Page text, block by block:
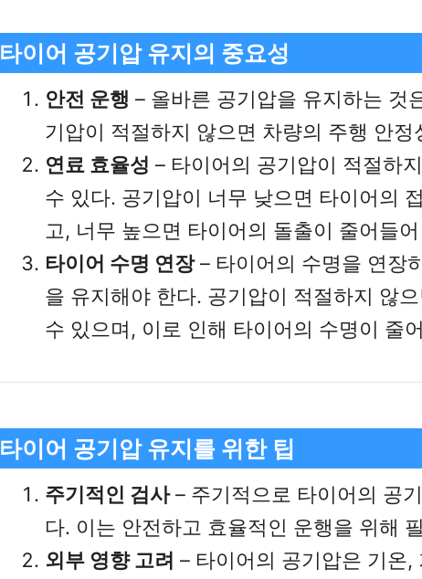
타이어 공기압 유지의 중요성
안전 운행 – 올바른 공기압을 유지하는 것
기압이 적절하지 않으면 차량의 주행 안
연료 효율성 – 타이어의 공기압이 적절하
수 있다. 공기압이 너무 낮으면 타이어의
고, 너무 높으면 타이어의 돌출이 줄어들
타이어 수명 연장– 타이어의 수명을 연장
을 유지해야 한다. 공기압이 적절하지 않
수 있으며, 이로 인해 타이어의 수명이 줄
타이어 공기압 유지를 위한 팁
주기적인 검사– 주기적으로 타이어의 공
다. 이는 안전하고 효율적인 운행을 위해
외부 영향 고려 – 타이어의 공기압은 기온